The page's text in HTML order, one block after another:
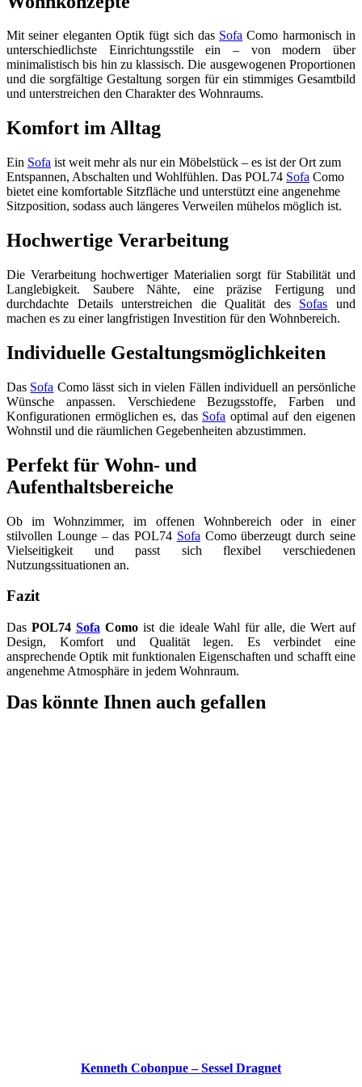
Mit seiner eleganten Optik fügt sich das Sofa Como harmonisch in
unterschiedlichste Einrichtungsstile ein – von modern über
minimalistisch bis hin zu klassisch. Die ausgewogenen Proportionen
und die sorgfältige Gestaltung sorgen für ein stimmiges Gesamtbild
und unterstreichen den Charakter des Wohnraums.
Komfort im Alltag
Ein Sofa ist weit mehr als nur ein Möbelstück – es ist der Ort zum
Entspannen, Abschalten und Wohlfühlen. Das POL74 Sofa Como
bietet eine komfortable Sitzfläche und unterstützt eine angenehme
Sitzposition, sodass auch längeres Verweilen mühelos möglich ist.
Hochwertige Verarbeitung
Die Verarbeitung hochwertiger Materialien sorgt für Stabilität und
Langlebigkeit. Saubere Nähte, eine präzise Fertigung und
durchdachte Details unterstreichen die Qualität des Sofas und
machen es zu einer langfristigen Investition für den Wohnbereich.
Individuelle Gestaltungsmöglichkeiten
Das Sofa Como lässt sich in vielen Fällen individuell an persönliche
Wünsche anpassen. Verschiedene Bezugsstoffe, Farben und
Konfigurationen ermöglichen es, das Sofa optimal auf den eigenen
Wohnstil und die räumlichen Gegebenheiten abzustimmen.
Perfekt für Wohn- und
Aufenthaltsbereiche
Ob im Wohnzimmer, im offenen Wohnbereich oder in einer
stilvollen Lounge – das POL74 Sofa Como überzeugt durch seine
Vielseitigkeit und passt sich flexibel verschiedenen
Nutzungssituationen an.
Fazit
Das POL74 Sofa Comoist die ideale Wahl für alle, die Wert auf
Design, Komfort und Qualität legen. Es verbindet eine
ansprechende Optik mit funktionalen Eigenschaften und schafft eine
angenehme Atmosphäre in jedem Wohnraum.
Das könnte Ihnen auch gefallen
Kenneth Cobonpue – Sessel Dragnet